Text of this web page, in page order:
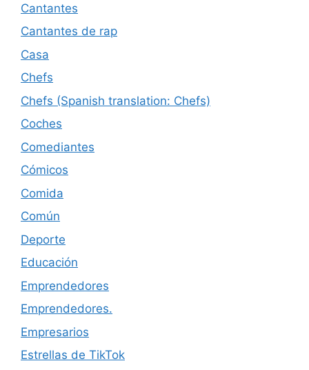
Cantantes
Cantantes de rap
Casa
Chefs
Chefs (Spanish translation: Chefs)
Coches
Comediantes
Cómicos
Comida
Común
Deporte
Educación
Emprendedores
Emprendedores.
Empresarios
Estrellas de TikTok